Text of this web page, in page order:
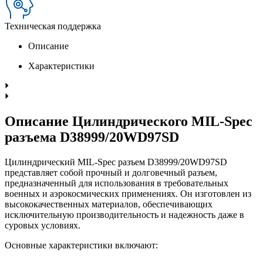
Техническая поддержка
Описание
Характеристики
Описание Цилиндрического MIL-Spec
разъема D38999/20WD97SD
Цилиндрический MIL-Spec разъем D38999/20WD97SD
представляет собой прочный и долговечный разъем,
предназначенный для использования в требовательных
военных и аэрокосмических применениях. Он изготовлен из
высококачественных материалов, обеспечивающих
исключительную производительность и надежность даже в
суровых условиях.
Основные характеристики включают: